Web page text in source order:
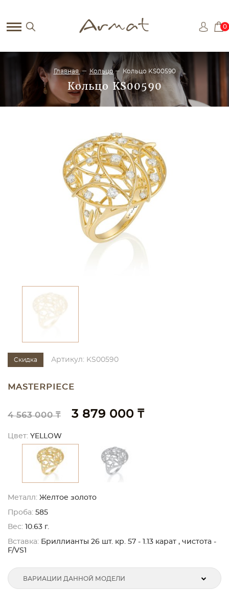
0
Главная Кольцо Кольцо KS00590
Кольцо KS00590
Скидка Артикул: KS00590
MASTERPIECE
4 563 000 ₸ 3 879 000 ₸
Цвет: YELLOW
Металл: Желтое золото
Проба: 585
Вес: 10.63 г.
Вставка: Бриллианты 26 шт. кр. 57 - 1.13 карат , чистота -
F/VS1
ВАРИАЦИИ ДАННОЙ МОДЕЛИ